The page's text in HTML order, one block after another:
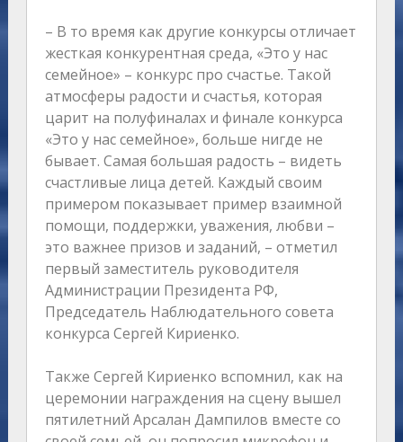
– В то время как другие конкурсы отличает
жесткая конкурентная среда, «Это у нас
семейное» – конкурс про счастье. Такой
атмосферы радости и счастья, которая
царит на полуфиналах и финале конкурса
«Это у нас семейное», больше нигде не
бывает. Самая большая радость – видеть
счастливые лица детей. Каждый своим
примером показывает пример взаимной
помощи, поддержки, уважения, любви –
это важнее призов и заданий, – отметил
первый заместитель руководителя
Администрации Президента РФ,
Председатель Наблюдательного совета
конкурса Сергей Кириенко.
Также Сергей Кириенко вспомнил, как на
церемонии награждения на сцену вышел
пятилетний Арсалан Дампилов вместе со